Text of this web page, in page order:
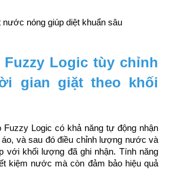
nước nóng giúp diệt khuẩn sâu
Fuzzy Logic tùy chỉnh
gian giặt theo khối
Fuzzy Logic có khả năng tự động nhận
và sau đó điều chỉnh lượng nước và
với khối lượng đã ghi nhận. Tính năng
kiệm nước mà còn đảm bảo hiệu quả